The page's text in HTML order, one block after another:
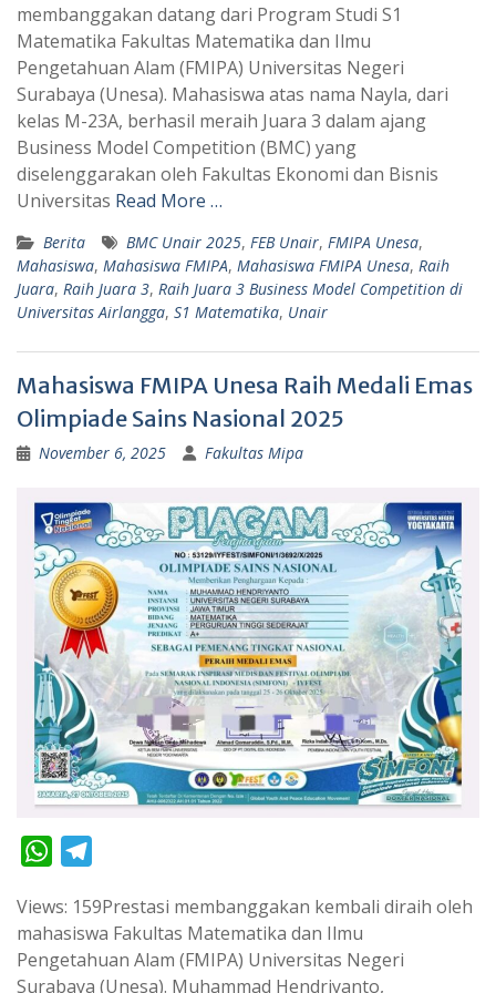
t
A
p
p
e
r
a
m
membanggakan datang dari Program Studi S1
Matematika Fakultas Matematika dan Ilmu
Pengetahuan Alam (FMIPA) Universitas Negeri
Surabaya (Unesa). Mahasiswa atas nama Nayla, dari
kelas M-23A, berhasil meraih Juara 3 dalam ajang
Business Model Competition (BMC) yang
diselenggarakan oleh Fakultas Ekonomi dan Bisnis
Universitas Read More …
Berita BMC Unair 2025, FEB Unair, FMIPA Unesa,
Mahasiswa, Mahasiswa FMIPA, Mahasiswa FMIPA Unesa, Raih
Juara, Raih Juara 3, Raih Juara 3 Business Model Competition di
Universitas Airlangga, S1 Matematika, Unair
Mahasiswa FMIPA Unesa Raih Medali Emas
Olimpiade Sains Nasional 2025
November 6, 2025 Fakultas Mipa
W
a
t
s
l
e
g
Views: 159Prestasi membanggakan kembali diraih oleh
mahasiswa Fakultas Matematika dan Ilmu
Pengetahuan Alam (FMIPA) Universitas Negeri
Surabaya (Unesa). Muhammad Hendriyanto,